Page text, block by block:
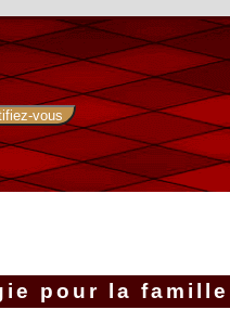
pour la